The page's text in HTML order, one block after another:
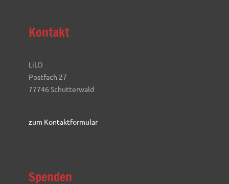
Kontakt
LiLO
Postfach 27
77746 Schutterwald
zum Kontaktformular
Spenden